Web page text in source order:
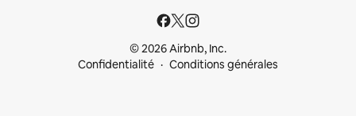
© 2026 Airbnb, Inc.
Confidentialité
Conditions générales